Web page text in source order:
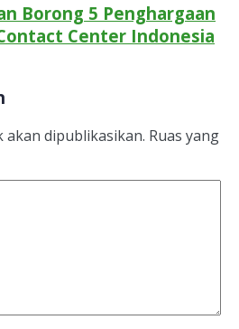
Borong 5 Penghargaan
Center Indonesia
akan dipublikasikan. Ruas yang